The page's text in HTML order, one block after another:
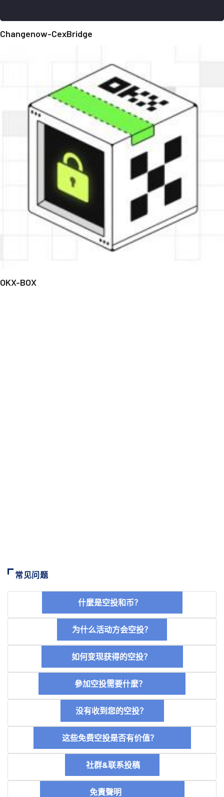
Changenow-CexBridge
OKX-BOX
常见问题
什麼是空投和币？
为什么活动方会空投？
如何变现获得的空投？
參加空投需要什麼？
没有收到您的空投？
这些免费空投是否有价值？
社群&联系投稿
免責聲明